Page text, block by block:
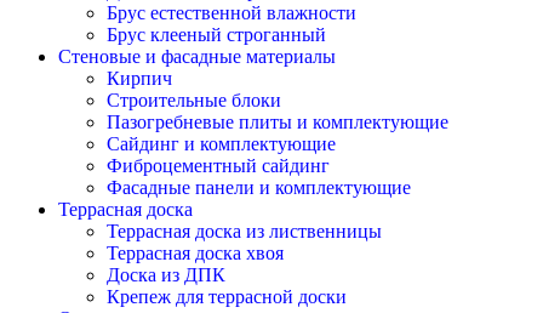
Брус естественной влажности
Брус клееный строганный
Стеновые и фасадные материалы
Кирпич
Строительные блоки
Пазогребневые плиты и комплектующие
Сайдинг и комплектующие
Фиброцементный сайдинг
Фасадные панели и комплектующие
Террасная доска
Террасная доска из лиственницы
Террасная доска хвоя
Доска из ДПК
Крепеж для террасной доски